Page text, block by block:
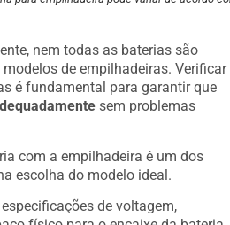
nem todas as baterias são
de empilhadeiras. Verificar
é fundamental para garantir que
sem problemas
com a empilhadeira é um dos
escolha do modelo ideal.
de voltagem,
físico para o encaixe da bateria,